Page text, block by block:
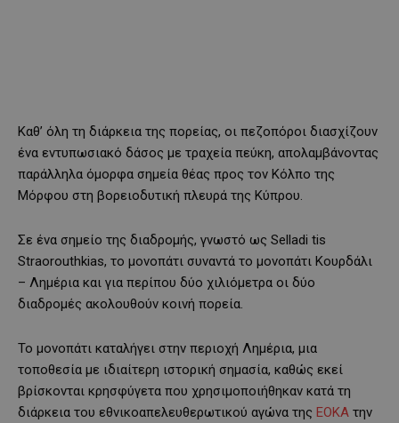
Καθ’ όλη τη διάρκεια της πορείας, οι πεζοπόροι διασχίζουν
ένα εντυπωσιακό δάσος με τραχεία πεύκη, απολαμβάνοντας
παράλληλα όμορφα σημεία θέας προς τον Κόλπο της
Μόρφου στη βορειοδυτική πλευρά της Κύπρου.
Σε ένα σημείο της διαδρομής, γνωστό ως Selladi tis
Straorouthkias, το μονοπάτι συναντά το μονοπάτι Κουρδάλι
– Λημέρια και για περίπου δύο χιλιόμετρα οι δύο
διαδρομές ακολουθούν κοινή πορεία.
Το μονοπάτι καταλήγει στην περιοχή Λημέρια, μια
τοποθεσία με ιδιαίτερη ιστορική σημασία, καθώς εκεί
βρίσκονται κρησφύγετα που χρησιμοποιήθηκαν κατά τη
διάρκεια του εθνικοαπελευθερωτικού αγώνα της EOKA την